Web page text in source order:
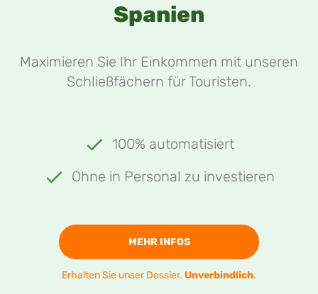
Spanien
Maximieren Sie Ihr Einkommen mit unseren
Schließfächern für Touristen.
100% automatisiert
Ohne in Personal zu investieren
MEHR INFOS
Erhalten Sie unser Dossier. Unverbindlich.